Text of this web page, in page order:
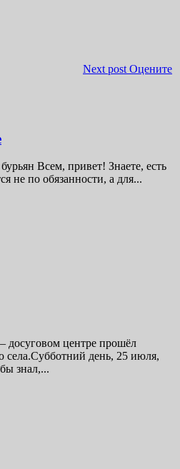
Next post Оцените
Всем, привет! Знаете, есть
не по обязанности, а для...
досуговом центре прошёл
день, 25 июля,
знал,...